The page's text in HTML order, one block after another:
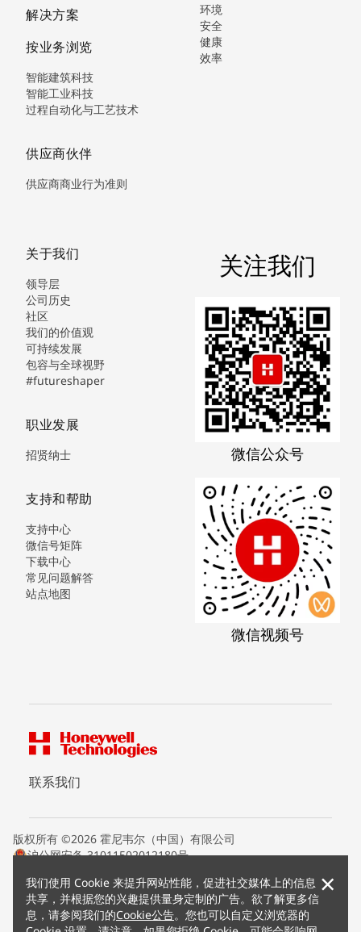
我们使用 Cookie 来提升网站性能，促进社交媒体上的信息
共享，并根据您的兴趣提供量身定制的广告。欲了解更多信
息，请参阅我们的Cookie公告。您也可以自定义浏览器的
×
解决方案
按业务浏览
智能建筑科技
智能工业科技
过程自动化与工艺技术
供应商伙伴
供应商商业行为准则
环境
安全
健康
效率
关于我们
领导层
公司历史
社区
我们的价值观
可持续发展
包容与全球视野
#futureshaper
职业发展
招贤纳士
支持和帮助
支持中心
微信号矩阵
下载中心
常见问题解答
站点地图
关注我们
微信公众号
微信视频号
联系我们
版权所有 ©2026 霍尼韦尔（中国）有限公司
沪公网安备 31011502012180号
条款条约
隐私声明
您的隐私选项